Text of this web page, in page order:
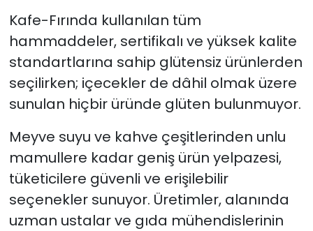
Kafe-Fırında kullanılan tüm
hammaddeler, sertifikalı ve yüksek kalite
standartlarına sahip glütensiz ürünlerden
seçilirken; içecekler de dâhil olmak üzere
sunulan hiçbir üründe glüten bulunmuyor.
Meyve suyu ve kahve çeşitlerinden unlu
mamullere kadar geniş ürün yelpazesi,
tüketicilere güvenli ve erişilebilir
seçenekler sunuyor. Üretimler, alanında
uzman ustalar ve gıda mühendislerinin